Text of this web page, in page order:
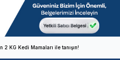
2 KG Kedi Mamaları ile tanışın!